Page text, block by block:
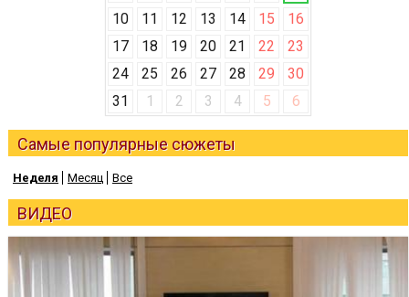
10
11 12 13 14 15
16
17
18 19 20 21 22
23
24
25 26 27 28 29
30
31
1 2 3 4 5 6
Самые популярные сюжеты
Неделя Месяц Все
ВИДЕО